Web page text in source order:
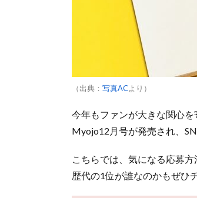
（出典： 写真ACより）
今年もファンが大きな関心
Myojo12月号が発売され、
こちらでは、気になる応募
歴代の1位が誰なのかもぜひ